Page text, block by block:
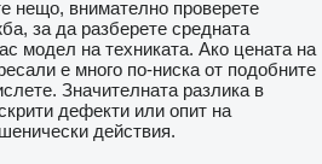
нещо, внимателно проверете
за да разберете средната
модел на техниката. Ако цената на
е много по-ниска от подобните
Значителната разлика в
дефекти или опит на
действия.